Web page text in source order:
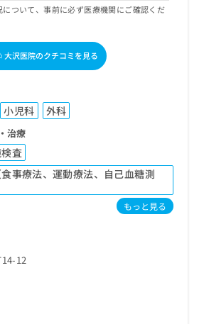
ついて、事前に必ず医療機関にご確認くだ
大沢医院のクチコミを見る
小児科 外科
治療
査
事療法、運動療法、自己血糖測
もっと見る
12